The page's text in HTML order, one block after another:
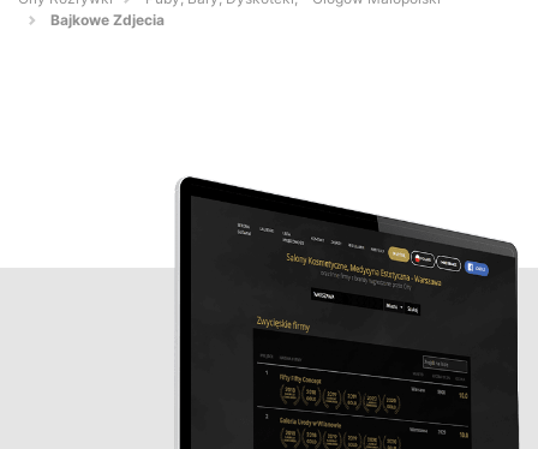
Bajkowe Zdjecia